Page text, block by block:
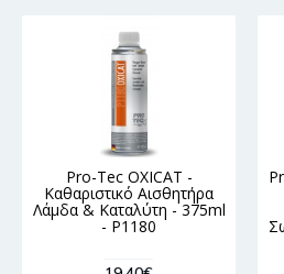
Pro-Tec OXICAT -
Καθαριστικό Αισθητήρα
Λάμδα & Καταλύτη - 375ml
- P1180